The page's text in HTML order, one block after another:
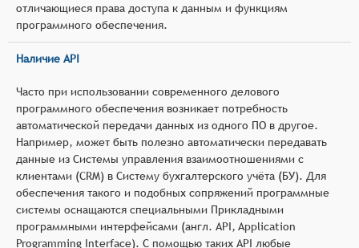
отличающиеся права доступа к данным и функциям
программного обеспечения.
Наличие API
Часто при использовании современного делового
программного обеспечения возникает потребность
автоматической передачи данных из одного ПО в другое.
Например, может быть полезно автоматически передавать
данные из Системы управления взаимоотношениями с
клиентами (CRM) в Систему бухгалтерского учёта (БУ). Для
обеспечения такого и подобных сопряжений программные
системы оснащаются специальными Прикладными
программными интерфейсами (англ. API, Application
Programming Interface). С помощью таких API любые